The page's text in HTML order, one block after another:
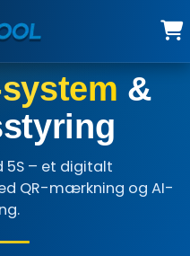
&
5S – et digitalt
QR-mærkning og AI-